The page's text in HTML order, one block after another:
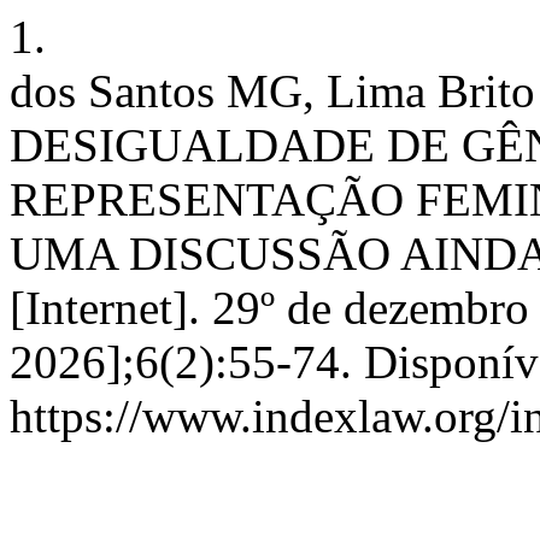
1.
dos Santos MG, Lima
DESIGUALDADE DE
REPRESENTAÇÃO
UMA DISCUSSÃO
[Internet]. 29º de
2026];6(2):55-74.
https://www.indexlaw.org/